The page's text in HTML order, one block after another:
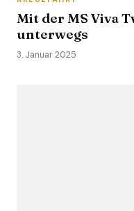
Mit der MS Viva
unterwegs
3. Januar 2025